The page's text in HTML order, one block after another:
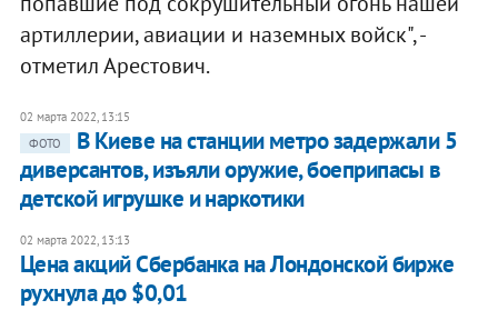
артиллерии, авиации и наземных войск", -
отметил Арестович.
02 марта 2022, 13:15
ФОТО
В Киеве на станции метро задержали 5
диверсантов, изъяли оружие, боеприпасы в
детской игрушке и наркотики
02 марта 2022, 13:13
Цена акций Сбербанка на Лондонской бирже
рухнула до $0,01